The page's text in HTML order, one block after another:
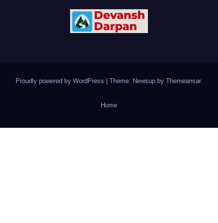
Proudly powered by WordPress Theme: Newsup by Themeansar.
Home